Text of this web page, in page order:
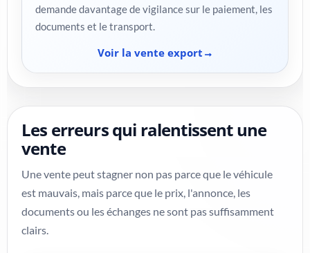
demande davantage de vigilance sur le paiement, les
documents et le transport.
Voir la vente export
Les erreurs qui ralentissent une
vente
Une vente peut stagner non pas parce que le véhicule
est mauvais, mais parce que le prix, l'annonce, les
documents ou les échanges ne sont pas suffisamment
clairs.